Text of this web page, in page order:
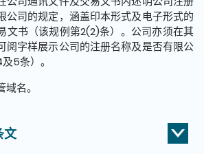
公司的规定，涵盖印本形式及电子形式的
文书（该规例第2(2)条）。公司亦须在其
阅字样展示公司的注册名称及是否有限公
5条）。
名。
文